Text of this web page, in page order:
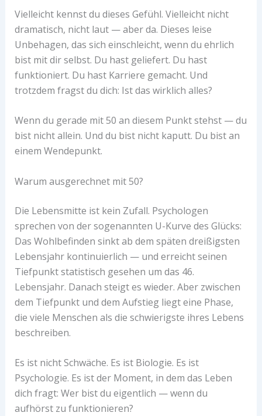
Vielleicht kennst du dieses Gefühl. Vielleicht nicht
dramatisch, nicht laut — aber da. Dieses leise
Unbehagen, das sich einschleicht, wenn du ehrlich
bist mit dir selbst. Du hast geliefert. Du hast
funktioniert. Du hast Karriere gemacht. Und
trotzdem fragst du dich: Ist das wirklich alles?
Wenn du gerade mit 50 an diesem Punkt stehst — du
bist nicht allein. Und du bist nicht kaputt. Du bist an
einem Wendepunkt.
Warum ausgerechnet mit 50?
Die Lebensmitte ist kein Zufall. Psychologen
sprechen von der sogenannten U-Kurve des Glücks:
Das Wohlbefinden sinkt ab dem späten dreißigsten
Lebensjahr kontinuierlich — und erreicht seinen
Tiefpunkt statistisch gesehen um das 46.
Lebensjahr. Danach steigt es wieder. Aber zwischen
dem Tiefpunkt und dem Aufstieg liegt eine Phase,
die viele Menschen als die schwierigste ihres Lebens
beschreiben.
Es ist nicht Schwäche. Es ist Biologie. Es ist
Psychologie. Es ist der Moment, in dem das Leben
dich fragt: Wer bist du eigentlich — wenn du
aufhörst zu funktionieren?